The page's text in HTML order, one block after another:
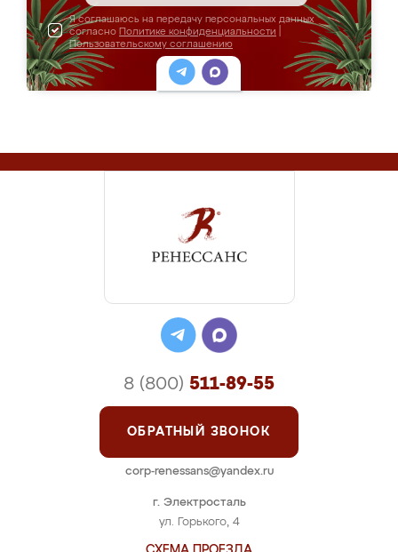
Я соглашаюсь на передачу персональных данных
согласно Политике конфиденциальности
Пользовательскому соглашению
г. Электросталь
ул. Горького, 4
8 (800) 511-89-55
ОБРАТНЫЙ ЗВОНОК
corp-renessans@yandex.ru